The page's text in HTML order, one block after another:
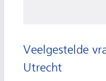
Veelgestelde
Utrecht